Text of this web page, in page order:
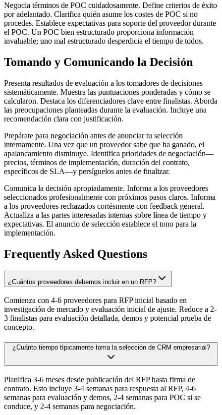
Negocia términos de POC cuidadosamente. Define criterios de éxito
por adelantado. Clarifica quién asume los costes de POC si no
procedes. Establece expectativas para soporte del proveedor durante
el POC. Un POC bien estructurado proporciona información
invaluable; uno mal estructurado desperdicia el tiempo de todos.
Tomando y Comunicando la Decisión
Presenta resultados de evaluación a los tomadores de decisiones
sistemáticamente. Muestra las puntuaciones ponderadas y cómo se
calcularon. Destaca los diferenciadores clave entre finalistas. Aborda
las preocupaciones planteadas durante la evaluación. Incluye una
recomendación clara con justificación.
Prepárate para negociación antes de anunciar tu selección
internamente. Una vez que un proveedor sabe que ha ganado, el
apalancamiento disminuye. Identifica prioridades de negociación—
precios, términos de implementación, duración del contrato,
específicos de SLA—y persíguelos antes de finalizar.
Comunica la decisión apropiadamente. Informa a los proveedores
seleccionados profesionalmente con próximos pasos claros. Informa
a los proveedores rechazados cortésmente con feedback general.
Actualiza a las partes interesadas internas sobre línea de tiempo y
expectativas. El anuncio de selección establece el tono para la
implementación.
Frequently Asked Questions
¿Cuántos proveedores debemos incluir en un RFP?
Comienza con 4-6 proveedores para RFP inicial basado en
investigación de mercado y evaluación inicial de ajuste. Reduce a 2-
3 finalistas para evaluación detallada, demos y potencial prueba de
concepto.
¿Cuánto tiempo típicamente toma la selección de CRM empresarial?
Planifica 3-6 meses desde publicación del RFP hasta firma de
contrato. Esto incluye 3-4 semanas para respuesta al RFP, 4-6
semanas para evaluación y demos, 2-4 semanas para POC si se
conduce, y 2-4 semanas para negociación.